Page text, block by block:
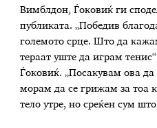
Вимблдон, Ѓоковиќ ги
публиката. „Победив
големото срце. Што да
тераат уште да играм
Ѓоковиќ. „Посакувам ова
морам да се грижам за тоа
тело утре, но среќен сум